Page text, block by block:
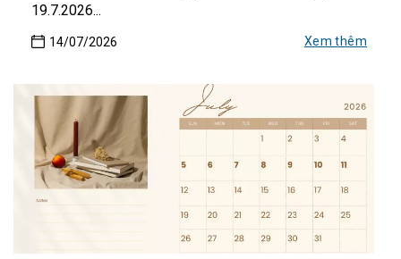
14/07/2026
19.7.2026...
Xem thêm